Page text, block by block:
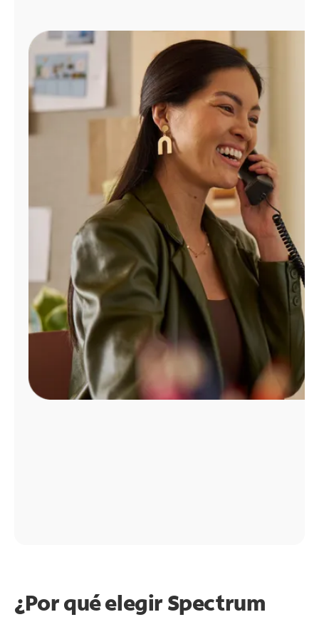
Administrar
cuenta
Encuentra
tienda
¿Por qué elegir Spectrum